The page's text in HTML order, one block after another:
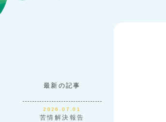
最新の記事
2026.07.01
苦情解決報告